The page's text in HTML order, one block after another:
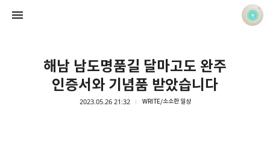
해남 남도명품길 달마고도 완주
인증서와 기념품 받았습니다
2023.05.26 21:32 WRITE/소소한 일상